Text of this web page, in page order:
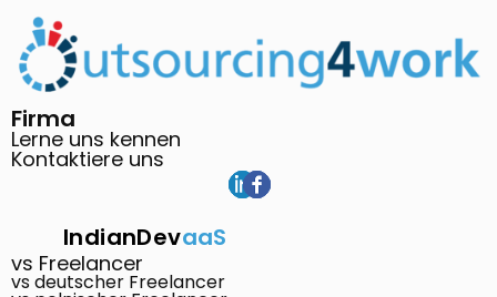
Firma
Lerne uns kennen
Kontaktiere uns
IndianDevaaS
vs Freelancer
vs deutscher Freelancer